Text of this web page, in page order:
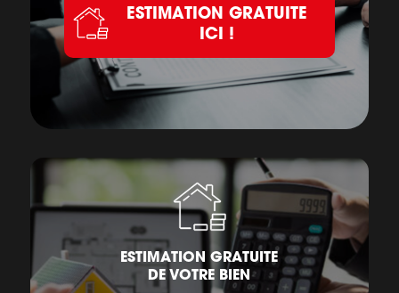
ESTIMATION GRATUITE
ICI !
ESTIMATION GRATUITE
DE VOTRE BIEN